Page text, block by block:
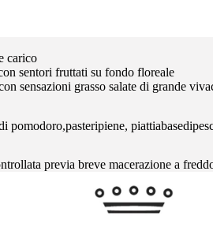
carico
sentori fruttati su fondo floreale
sensazioni grasso salate di grande
pomodoro,pasteripiene,
previa breve macerazione a